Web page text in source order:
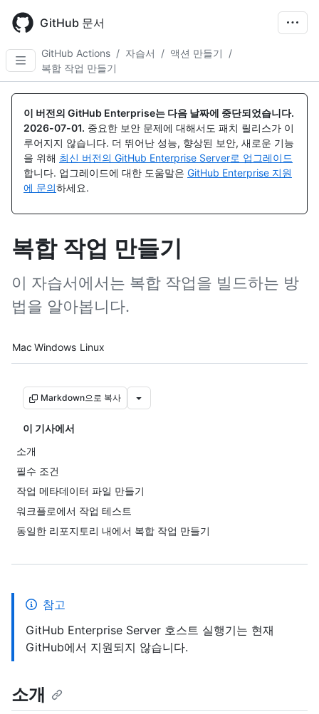
main
content
GitHub 문서
GitHub Actions / 자습서 / 액션 만들기
/
복합 작업 만들기
이 버전의 GitHub Enterprise는 다음 날짜에 중단되었습니다.
2026-07-01. 중요한 보안 문제에 대해서도 패치 릴리스가 이
루어지지 않습니다. 더 뛰어난 성능, 향상된 보안, 새로운 기능
을 위해 최신 버전의 GitHub Enterprise Server로 업그레이드
합니다. 업그레이드에 대한 도움말은 GitHub Enterprise 지원
에 문의하세요.
복합 작업 만들기
이 자습서에서는 복합 작업을 빌드하는 방
법을 알아봅니다.
Platform navigation
Mac Windows Linux
Markdown으로 복사
이 기사에서
소개
필수 조건
작업 메타데이터 파일 만들기
워크플로에서 작업 테스트
동일한 리포지토리 내에서 복합 작업 만들기
참고
GitHub Enterprise Server 호스트 실행기는 현재
GitHub에서 지원되지 않습니다.
소개